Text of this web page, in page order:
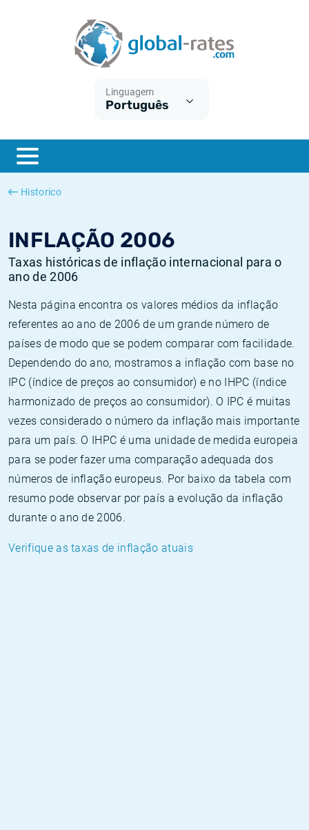
Linguagem
Português
Historico
INFLAÇÃO 2006
Taxas históricas de inflação internacional para o
ano de 2006
Nesta página encontra os valores médios da inflação
referentes ao ano de 2006 de um grande número de
países de modo que se podem comparar com facilidade.
Dependendo do ano, mostramos a inflação com base no
IPC (índice de preços ao consumidor) e no IHPC (índice
harmonizado de preços ao consumidor). O IPC é muitas
vezes considerado o número da inflação mais importante
para um país. O IHPC é uma unidade de medida europeia
para se poder fazer uma comparação adequada dos
números de inflação europeus. Por baixo da tabela com
resumo pode observar por país a evolução da inflação
durante o ano de 2006.
Verifique as taxas de inflação atuais
ESTER
SONIA
O que é a inflação do IPC?
O que é a inflação do IHPC?
Inflação Estados Unidos
Inflação Europa
Taxas Euribor históricas
Taxas ESTER históricas
Taxas SONIA históricas
Taxas TONAR históricas
Calculadora de inflação